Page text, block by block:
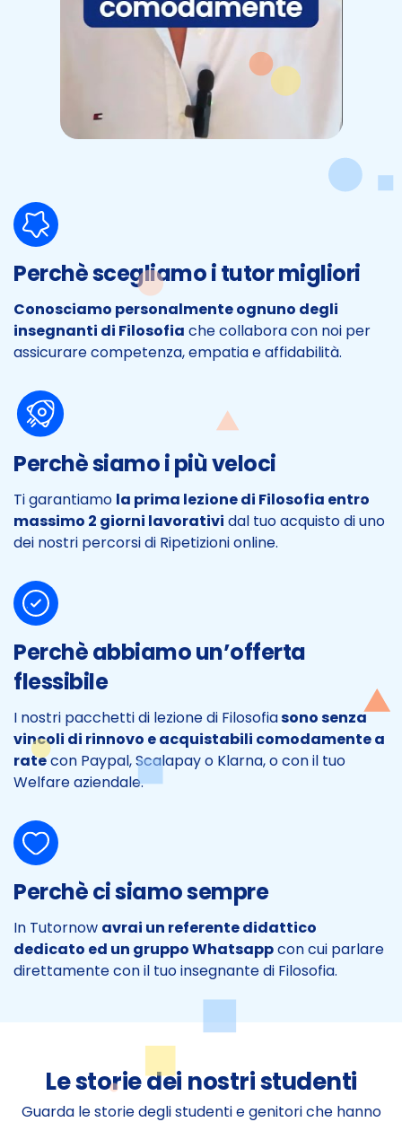
Perchè scegliamo i tutor migliori
Conosciamo personalmente ognuno degli
insegnanti di Filosofia che collabora con noi per
assicurare competenza, empatia e affidabilità.
Perchè siamo i più veloci
Ti garantiamo la prima lezione di Filosofia entro
massimo 2 giorni lavorativi dal tuo acquisto di uno
dei nostri percorsi di Ripetizioni online.
Perchè abbiamo un’offerta
flessibile
I nostri pacchetti di lezione di Filosofiasono senza
vincoli di rinnovo e acquistabili comodamente a
ratecon Paypal, Scalapay o Klarna, o con il tuo
Welfare aziendale.
Perchè ci siamo sempre
In Tutornow avrai un referente didattico
dedicato ed un gruppo Whatsappcon cui parlare
direttamente con il tuo insegnante di Filosofia.
Le storie dei nostri studenti
Guarda le storie degli studenti e genitori che hanno